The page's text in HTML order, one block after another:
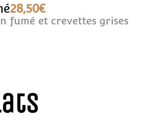
28,50€
fumé et crevettes grises